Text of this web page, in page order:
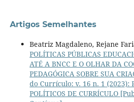
Artigos Semelhantes
Beatriz Magdaleno, Rejane
POLÍTICAS PÚBLICAS
ATÉ A BNCC E O OLHAR DA
PEDAGÓGICA SOBRE SUA
do Currículo: v. 16 n. 1 (2023):
POLÍTICOS DE CURRÍCULO